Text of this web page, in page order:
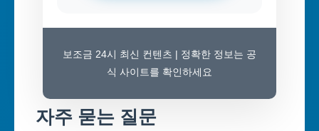
보조금 24시 최신 컨텐츠 | 정확한 정보는 공
식 사이트를 확인하세요
자주 묻는 질문